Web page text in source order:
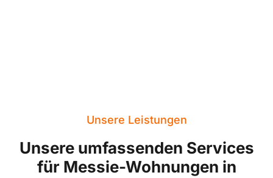
Unsere Leistungen
Unsere umfassenden Services
für Messie-Wohnungen in